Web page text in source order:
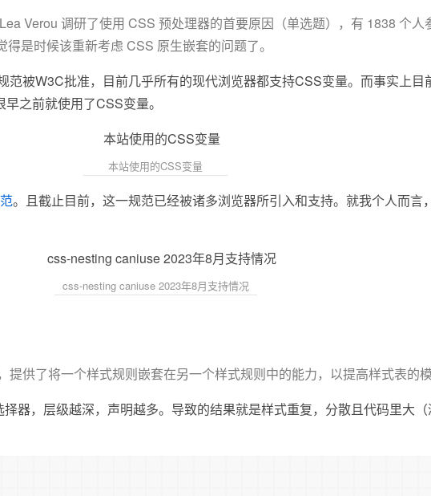
Verou 调研了使用 CSS 预处理器的首要原因（单选题），有 1838 个人
是时候该重新考虑 CSS 原生嵌套的问题了。
范被W3C批准，目前几乎所有的现代浏览器都支持CSS变量。而事实上目
之前就使用了CSS变量。
本站使用的CSS变量
。且截止目前，这一规范已经被诸多浏览器所引入和支持。就我个人而言
css-nesting caniuse 2023年8月支持情况
提供了将一个样式规则嵌套在另一个样式规则中的能力，以提高样式表的
器，层级越深，声明越多。导致的结果就是样式重复，分散且代码里大